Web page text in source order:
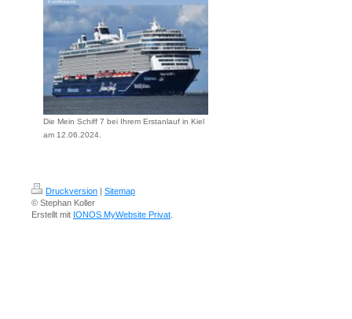
Die Mein Schiff 7 bei Ihrem Erstanlauf in Kiel
am 12.06.2024.
Druckversion | Sitemap
© Stephan Koller
Erstellt mit IONOS MyWebsite Privat